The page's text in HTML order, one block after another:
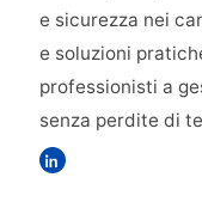
e sicurezza nei
e soluzioni
professionisti a
senza perdite di